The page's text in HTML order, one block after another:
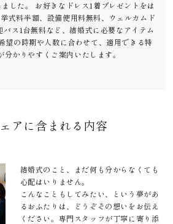
した。 お好きなドレス1着プレゼントをは
式料半額、設備使用料無料、ウェルカムド
バス1台無料など、結婚式に必要なアイテム
望の時期や人数に合わせて、適用できる特
分かりやすくご案内いたします。
アに含まれる内容
結婚式のこと、まだ何も分からなくても
心配はいりません。
こんなこともしてみたい、という夢があ
るおふたりは、どうぞその想いをお伝え
ください。専門スタッフが丁寧に寄り添